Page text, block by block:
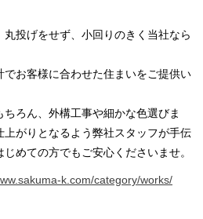
投げをせず、小回りのきく当社なら
お客様に合わせた住まいをご提供い
ろん、外構工事や細かな色選びま
がりとなるよう弊社スタッフが手伝
めての方でもご安心くださいませ。
k.com/category/works/